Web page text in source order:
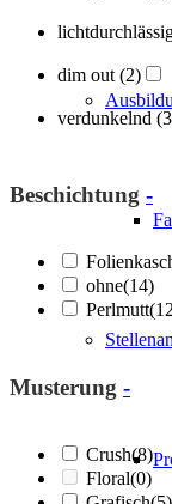
dim out (2)
verdunkelnd
Beschichtung -
ohne(14)
Perlmutt
Musterung -
Crush(8)
Floral(0)